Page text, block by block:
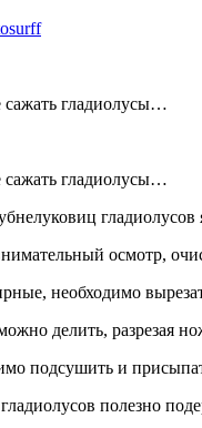
сажать гладиолусы…
сажать гладиолусы…
гладиолусов
осмотр,
необходимо
делить, разрезая
подсушить и
полезно